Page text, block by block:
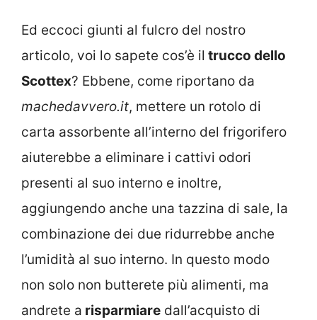
Ed eccoci giunti al fulcro del nostro
articolo, voi lo sapete cos’è il trucco dello
Scottex? Ebbene, come riportano da
machedavvero.it, mettere un rotolo di
carta assorbente all’interno del frigorifero
aiuterebbe a eliminare i cattivi odori
presenti al suo interno e inoltre,
aggiungendo anche una tazzina di sale, la
combinazione dei due ridurrebbe anche
l’umidità al suo interno. In questo modo
non solo non butterete più alimenti, ma
andrete a risparmiare dall’acquisto di